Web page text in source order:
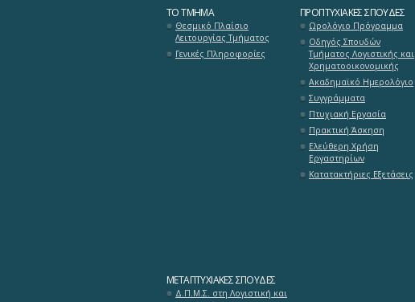
ΤΟ ΤΜΉΜΑ
Θεσμικό Πλαίσιο
Λειτουργίας Τμήματος
Γενικές Πληροφορίες
ΠΡΟΠΤΥΧΙΑΚΈΣ ΣΠΟΥΔΈΣ
Ωρολόγιο Πρόγραμμα
Οδηγός Σπουδών
Τμήματος Λογιστικής και
Χρηματοοικονομικής
Ακαδημαϊκό Ημερολόγιο
Συγγράμματα
Πτυχιακή Εργασία
Πρακτική Άσκηση
Ελεύθερη Χρήση
Εργαστηρίων
Κατατακτήριες Εξετάσεις
ΜΕΤΑΠΤΥΧΙΑΚΈΣ ΣΠΟΥΔΈΣ
Δ.Π.Μ.Σ. στη Λογιστική και